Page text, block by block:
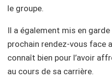
le groupe.
Il a également mis en
prochain rendez-vous face
connaît bien pour l’avoir
au cours de sa carrière.